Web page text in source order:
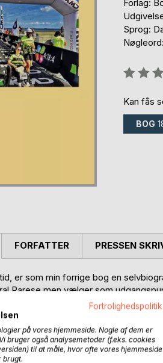
Forlag:
Sprog:
Kan fås
BOG
er som min forrige bog en
Parese men vælger som
navngive bogen Spastiker på deltid,
operative indgreb, der har betydet
personlige udvikling siden sidst, er
Cerebral Parese, hvilket for mig
FORFATTER PRESSEN
Fortrolighedspolitik
på vores hjemmeside. Nogle af dem er
bruger også analysemetoder (f.eks. cookies
til at måle, hvor ofte vores hjemmeside
brugt.